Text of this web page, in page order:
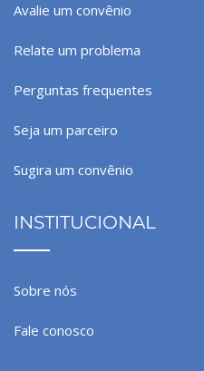
Avalie um convênio
Relate um problema
Perguntas frequentes
Seja um parceiro
Sugira um convênio
INSTITUCIONAL
Sobre nós
Fale conosco